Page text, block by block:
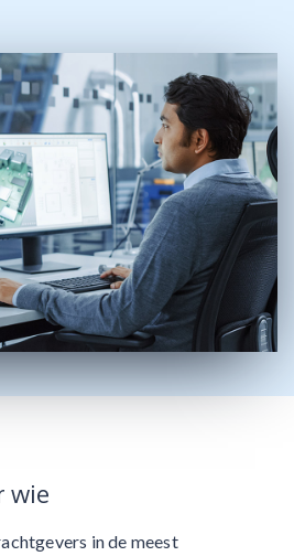
wie
in de meest